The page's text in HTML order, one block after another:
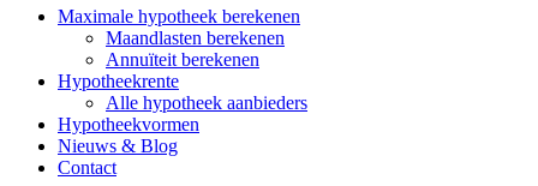
Maximale hypotheek berekenen
Maandlasten berekenen
Annuïteit berekenen
Hypotheekrente
Alle hypotheek aanbieders
Hypotheekvormen
Nieuws & Blog
Contact